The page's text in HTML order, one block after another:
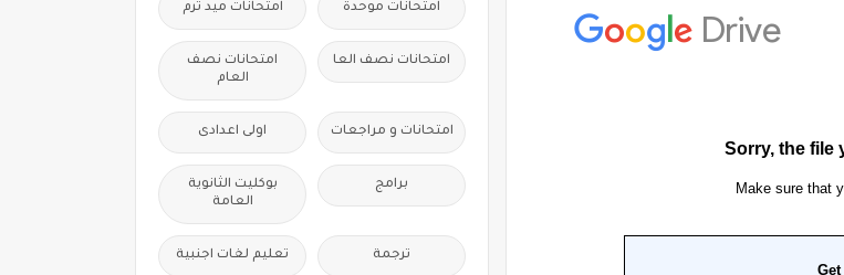
امتحانات موحدة امتحانات ميد ترم
امتحانات نصف العا
امتحانات نصف
العام
امتحانات و مراجعات اولى اعدادى
برامج
بوكليت الثانوية
العامة
ترجمة تعليم لغات اجنبية